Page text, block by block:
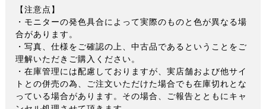
【注意点】
・モニターの発色具合によって実際のものと色が異なる場
合があります。
・写真、仕様をご確認の上、中古品であるということをご
理解いただきご購入ください。
・在庫管理には配慮しておりますが、実店舗および他サイ
トとの併売の為、ご注文いただけた場合でも在庫切れとな
っている場合があります。その場合、ご報告とともにキャ